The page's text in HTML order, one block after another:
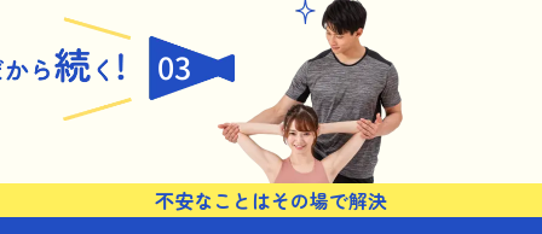
不安なことはその場で解決
03